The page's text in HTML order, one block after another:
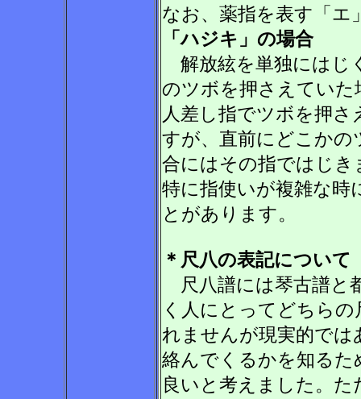
なお、薬指を表す「エ
「ハジキ」の場合
解放絃を単独にはじ
のツボを押さえてい
人差し指でツボを押
すが、直前にどこかの
合にはその指ではじき
特に指使いが複雑な時
とがあります。
＊尺八の表記について
尺八譜には琴古譜と
く人にとってどちら
れませんが現実的では
絡んでくるかを知る
良いと考えました。